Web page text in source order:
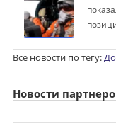
Все новости по тегу:
Новости